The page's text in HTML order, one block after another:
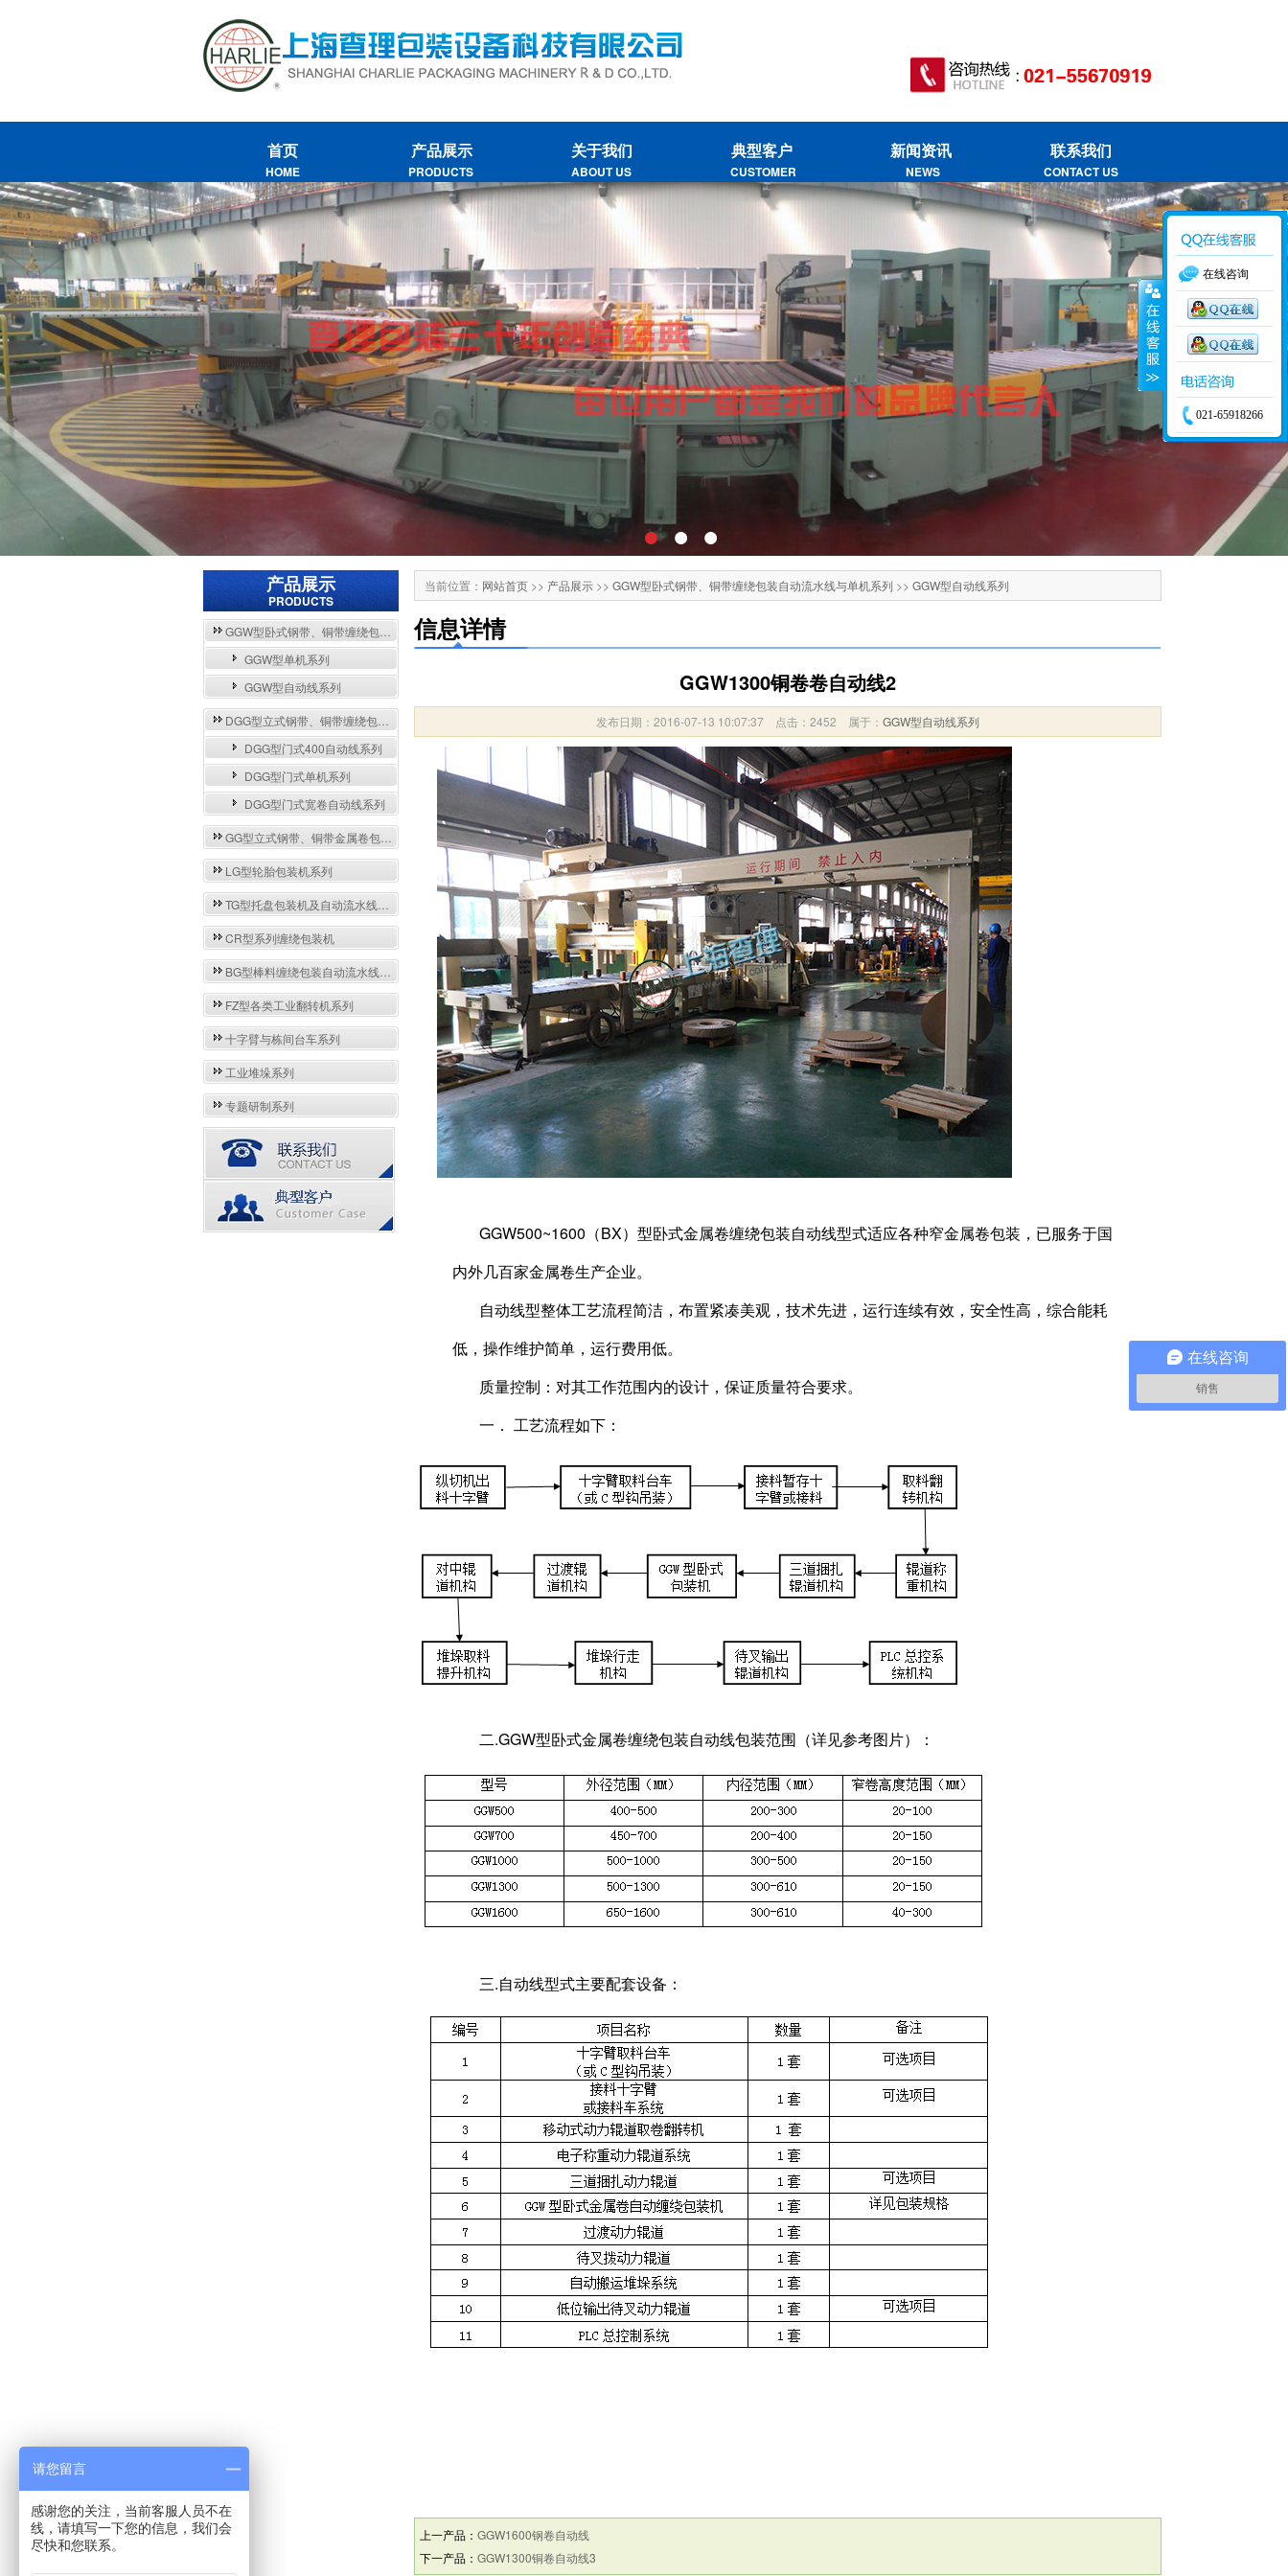
首页
HOME
产品展示
PRODUCTS
关于我们
ABOUT US
典型客户
CUSTOMER
新闻资讯
NEWS
联系我们
CONTACT US
产品展示
PRODUCTS
GGW型卧式钢带、铜带缠绕包装自动流水线与单机系列
GGW型单机系列
GGW型自动线系列
DGG型立式钢带、铜带缠绕包装自动流水线与单机系列
DGG型门式400自动线系列
DGG型门式单机系列
DGG型门式宽卷自动线系列
GG型立式钢带、铜带金属卷包装机系列
LG型轮胎包装机系列
TG型托盘包装机及自动流水线系列
CR型系列缠绕包装机
BG型棒料缠绕包装自动流水线系列
FZ型各类工业翻转机系列
十字臂与栋间台车系列
工业堆垛系列
专题研制系列
当前位置： 网站首页>> 产品展示>> GGW型卧式钢带、铜带缠绕包装自动流水线与单机系列 >> GGW型自动线系列
信息详情
GGW1300铜卷卷自动线2
发布日期：2016-07-13 10:07:37 点击：2452 属于： GGW型自动线系列
GGW500~1600（BX）型卧式金属卷缠绕包装自动线型式适应各种窄金属卷包装，已服务于国
内外几百家金属卷生产企业。
自动线型整体工艺流程简洁，布置紧凑美观，技术先进，运行连续有效，安全性高，综合能耗
低，操作维护简单，运行费用低。
质量控制：对其工作范围内的设计，保证质量符合要求。
一． 工艺流程如下：
二.GGW型卧式金属卷缠绕包装自动线包装范围（详见参考图片）：
三.自动线型式主要配套设备：
上一产品： GGW1600钢卷自动线
下一产品： GGW1300铜卷自动线3
在线咨询
021-65918266
在线咨询
销售
请您留言
感谢您的关注，当前客服人员不在
线，请填写一下您的信息，我们会
尽快和您联系。